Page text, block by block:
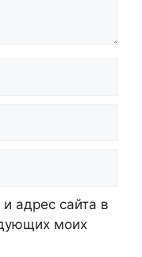
адрес сайта в
моих